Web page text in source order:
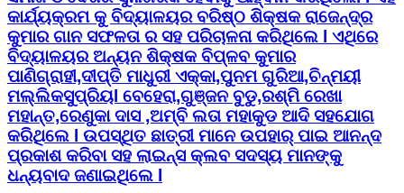
କାର୍ଯ୍ୟକ୍ରମ କୁ ବିଦ୍ୟାଳୟର ବରିଷ୍ଠ ଶିକ୍ଷକ ରାଜେନ୍ଦ୍ର
କୁମାର ଗାନ ସଫଳତା ର ସହ ପରିଚାଳନା କରିଥିଲେ l ଏଥିରେ
ବିଦ୍ୟାଳୟର ଅନ୍ୟନ ଶିକ୍ଷକ ବିପ୍ଳବ କୁମାର
ପାଣିଗ୍ରାହୀ,ଦୀପ୍ତି ମାଧୁରୀ ଏକ୍କା,ପୁନମ ଗୁରିଆ,ଚିନ୍ମୟୀ
ମଲ୍ଲିକସୁପ୍ରିୟl ବେହେରା,ଗୁଞ୍ଜନ ବୁଡୁ,ରଶ୍ମି ରେଖା
ମହାନ୍ତ,ରେଣୁକା ଦାସ ,ଅମ୍ବି ଲତା ମହାକୁଡ ଆଦି ସହଯୋଗ
କରିଥିଲେ l ଉପସ୍ଥିତ ଛାତ୍ରୀ ମାନେ ଉପହାର୍ ପାଇ ଆନନ୍ଦ
ପ୍ରକାଶ କରିବା ସହ ଲାଇନ୍ସ କ୍ଲବ ସଦସ୍ୟ ମାନଙ୍କୁ
ଧନ୍ୟବାଦ ଜଣାଇଥିଲେ l